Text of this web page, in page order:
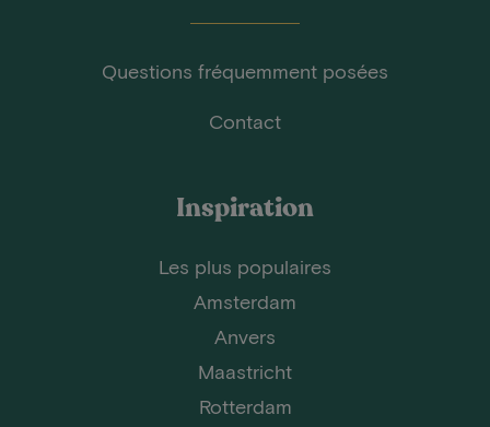
Questions fréquemment posées
Contact
Inspiration
Les plus populaires
Amsterdam
Anvers
Maastricht
Rotterdam